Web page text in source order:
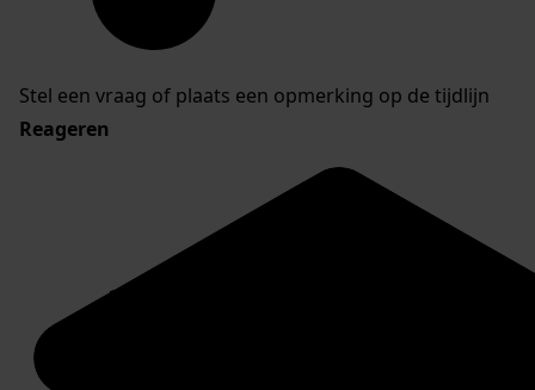
Stel een vraag of plaats een opmerking op de tijdlijn
Reageren